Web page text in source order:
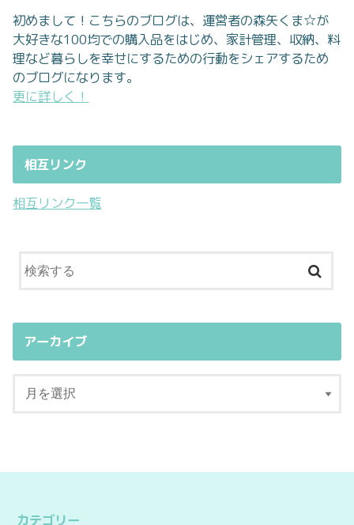
初めまして！こちらのブログは、運営者の森矢くま☆が
大好きな100均での購入品をはじめ、家計管理、収納、料
理など暮らしを幸せにするための行動をシェアするため
のブログになります。
更に詳しく！
相互リンク
相互リンク一覧
アーカイブ
カテゴリー